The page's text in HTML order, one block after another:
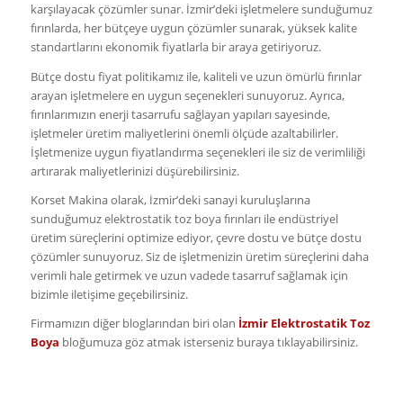
karşılayacak çözümler sunar. İzmir’deki işletmelere sunduğumuz
fırınlarda, her bütçeye uygun çözümler sunarak, yüksek kalite
standartlarını ekonomik fiyatlarla bir araya getiriyoruz.
Bütçe dostu fiyat politikamız ile, kaliteli ve uzun ömürlü fırınlar
arayan işletmelere en uygun seçenekleri sunuyoruz. Ayrıca,
fırınlarımızın enerji tasarrufu sağlayan yapıları sayesinde,
işletmeler üretim maliyetlerini önemli ölçüde azaltabilirler.
İşletmenize uygun fiyatlandırma seçenekleri ile siz de verimliliği
artırarak maliyetlerinizi düşürebilirsiniz.
Korset Makina olarak, İzmir’deki sanayi kuruluşlarına
sunduğumuz elektrostatik toz boya fırınları ile endüstriyel
üretim süreçlerini optimize ediyor, çevre dostu ve bütçe dostu
çözümler sunuyoruz. Siz de işletmenizin üretim süreçlerini daha
verimli hale getirmek ve uzun vadede tasarruf sağlamak için
bizimle iletişime geçebilirsiniz.
Firmamızın diğer bloglarından biri olan İzmir Elektrostatik Toz
Boya bloğumuza göz atmak isterseniz buraya tıklayabilirsiniz.